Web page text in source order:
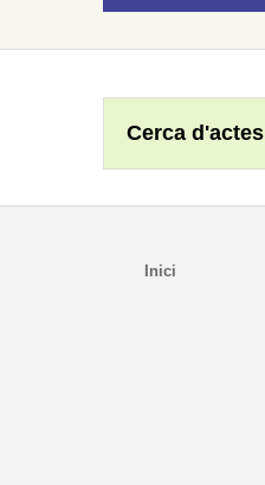
Cerca d'actes
Inici